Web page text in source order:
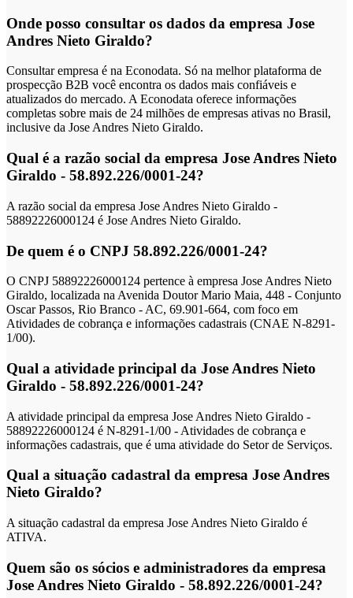
Onde posso consultar os dados da empresa Jose
Andres Nieto Giraldo?
Consultar empresa é na Econodata. Só na melhor plataforma de
prospecção B2B você encontra os dados mais confiáveis e
atualizados do mercado. A Econodata oferece informações
completas sobre mais de 24 milhões de empresas ativas no Brasil,
inclusive da Jose Andres Nieto Giraldo.
Qual é a razão social da empresa Jose Andres Nieto
Giraldo - 58.892.226/0001-24?
A razão social da empresa Jose Andres Nieto Giraldo -
58892226000124 é Jose Andres Nieto Giraldo.
De quem é o CNPJ 58.892.226/0001-24?
O CNPJ 58892226000124 pertence à empresa Jose Andres Nieto
Giraldo, localizada na Avenida Doutor Mario Maia, 448 - Conjunto
Oscar Passos, Rio Branco - AC, 69.901-664, com foco em
Atividades de cobrança e informações cadastrais (CNAE N-8291-
1/00).
Qual a atividade principal da Jose Andres Nieto
Giraldo - 58.892.226/0001-24?
A atividade principal da empresa Jose Andres Nieto Giraldo -
58892226000124 é N-8291-1/00 - Atividades de cobrança e
informações cadastrais, que é uma atividade do Setor de Serviços.
Qual a situação cadastral da empresa Jose Andres
Nieto Giraldo?
A situação cadastral da empresa Jose Andres Nieto Giraldo é
ATIVA.
Quem são os sócios e administradores da empresa
Jose Andres Nieto Giraldo - 58.892.226/0001-24?